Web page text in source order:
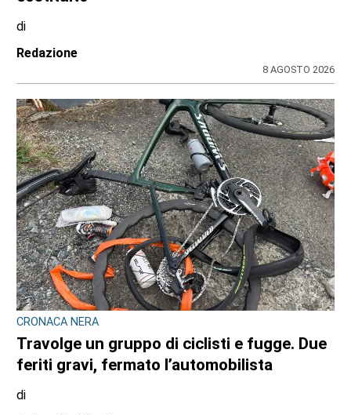
Redazione CRP
VIABILITÀ E TRASPORTI NEL TORINESE
Metropolitana di Torino chiusa il 9 agosto:
bus sostitutivi e deviazioni per il Venaria
Express